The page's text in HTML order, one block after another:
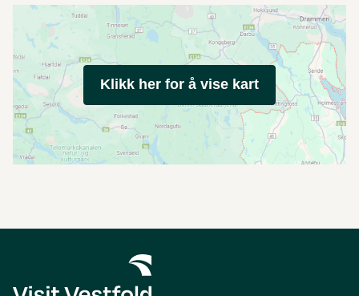
Klikk her for å vise kart